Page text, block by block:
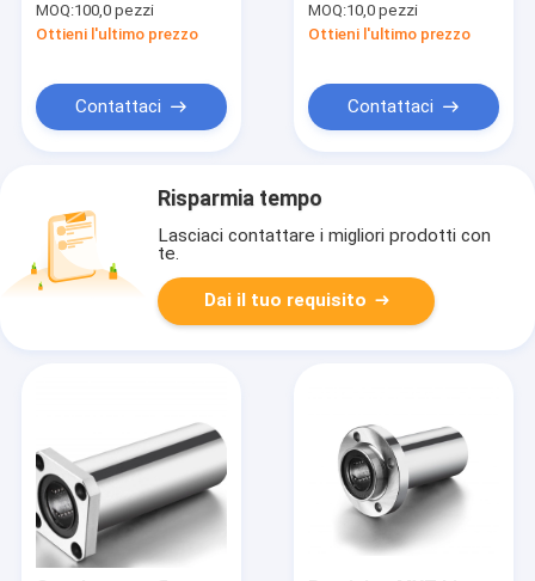
movimento lineare
MOQ:100,0 pezzi
Ottieni l'ultimo prezzo
Contattaci
precisione
LMWHP25LUU
MOQ:10,0 pezzi
Ottieni l'ultimo prezzo
Contattaci
Risparmia tempo
Lasciaci contattare i migliori prodotti con
te.
Dai il tuo requisito